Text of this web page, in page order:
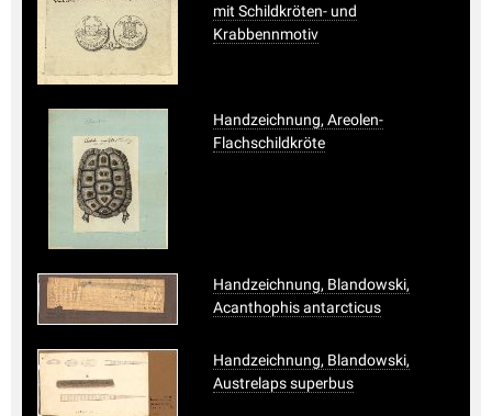
mit Schildkröten- und
Krabbennmotiv
Handzeichnung, Areolen-
Flachschildkröte
Handzeichnung, Blandowski,
Acanthophis antarcticus
Handzeichnung, Blandowski,
Austrelaps superbus